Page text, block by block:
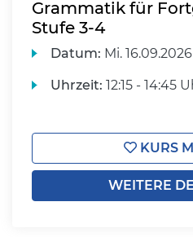
Grammatik für
Stufe 3-4
Datum: Mi.
Uhrzeit: 12:15 - 14:45
KURS
WEITERE